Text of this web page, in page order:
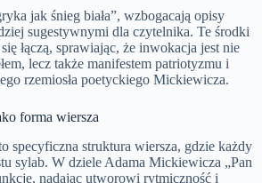
jak śnieg biała”, wzbogacają opisy
sugestywnymi dla czytelnika. Te środki
łączą, sprawiając, że inwokacja jest nie
lecz także manifestem patriotyzmu i
rzemiosła poetyckiego Mickiewicza.
forma wiersza
specyficzna struktura wiersza, gdzie każdy
sylab. W dziele Adama Mickiewicza „Pan
nadając utworowi rytmiczność i